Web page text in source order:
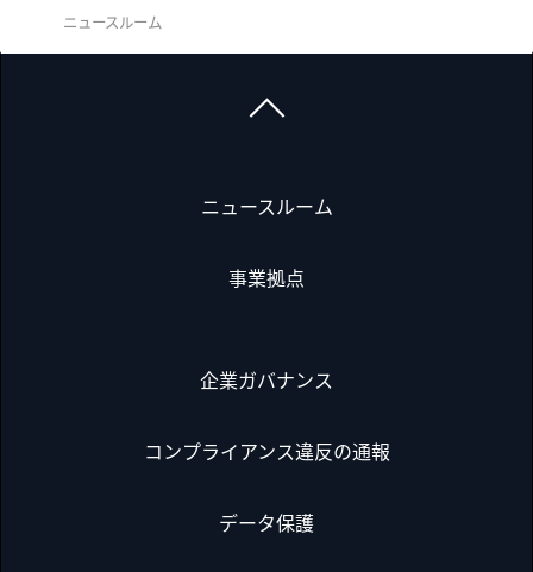
ニュースルーム
ニュースルーム
事業拠点
企業ガバナンス
コンプライアンス違反の通報
データ保護